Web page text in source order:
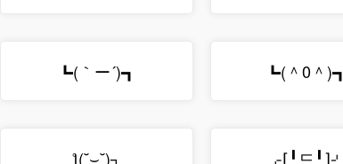
┗(｀ー´)┓ ┗(＾0＾)┓
ƪ(˘⌣˘)┐ ⌌⌈╹드╹⌉⌏